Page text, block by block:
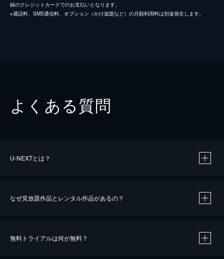
録のクレジットカードでのお支払いとなります。
※通話料、SMS通信料、オプション（かけ放題など）の月額利用料は別途発生します。
よくある質問
U-NEXTとは？
なぜ見放題作品とレンタル作品があるの？
無料トライアルは何が無料？